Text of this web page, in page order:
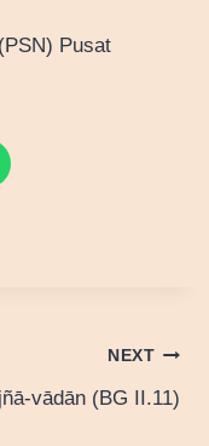
Pusat
NEXT
vādān (BG II.11)